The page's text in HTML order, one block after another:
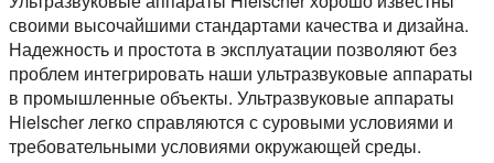
своими высочайшими стандартами качества и дизайна.
Надежность и простота в эксплуатации позволяют без
проблем интегрировать наши ультразвуковые аппараты
в промышленные объекты. Ультразвуковые аппараты
Hielscher легко справляются с суровыми условиями и
требовательными условиями окружающей среды.